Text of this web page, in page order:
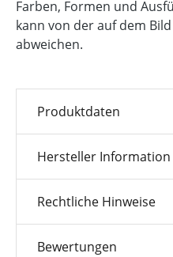
Farben, Formen und
kann von der auf dem
abweichen.
Produktdaten
Hersteller Information
Rechtliche Hinweise
Bewertungen